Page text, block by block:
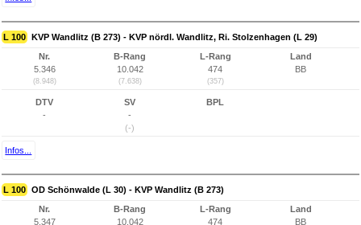
L 100 KVP Wandlitz (B 273) - KVP nördl. Wandlitz, Ri. Stolzenhagen (L 29)
Nr.
5.346
(8.948)
B-Rang
10.042
(7.638)
L-Rang
474
(357)
Land
BB
DTV
-
SV
-
(-)
BPL
Infos...
L 100 OD Schönwalde (L 30) - KVP Wandlitz (B 273)
Nr.
5.347
B-Rang
10.042
L-Rang
474
Land
BB